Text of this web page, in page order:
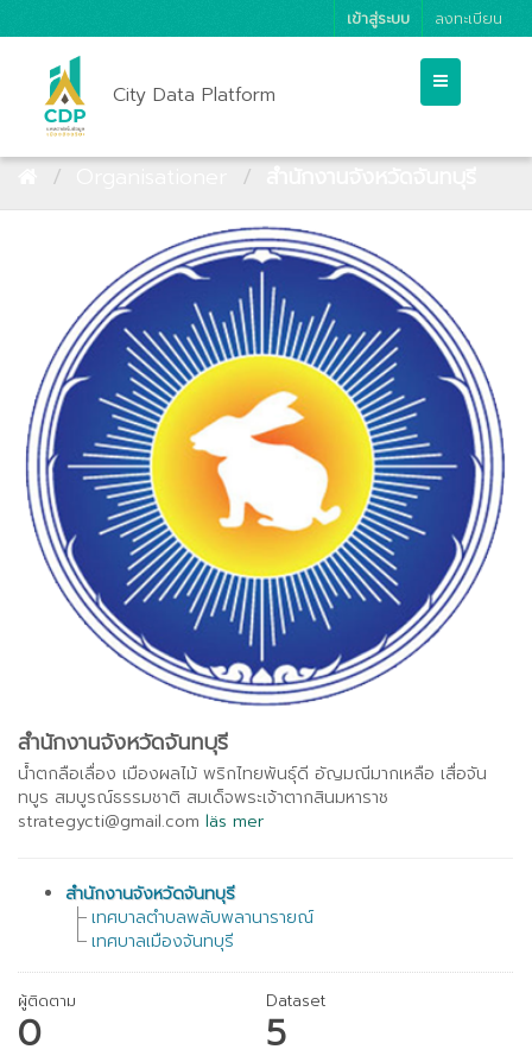
เข้าสู่ระบบ ลงทะเบียน
City Data Platform
สำนักงานจังหวัดจันทบุรี
น้ำตกลือเลื่อง เมืองผลไม้ พริกไทยพันธุ์ดี อัญมณีมากเหลือ เสื่อจัน
ทบูร สมบูรณ์ธรรมชาติ สมเด็จพระเจ้าตากสินมหาราช
strategycti@gmail.com läs mer
สำนักงานจังหวัดจันทบุรี
เทศบาลตำบลพลับพลานารายณ์
เทศบาลเมืองจันทบุรี
ผู้ติดตาม
0
Dataset
5